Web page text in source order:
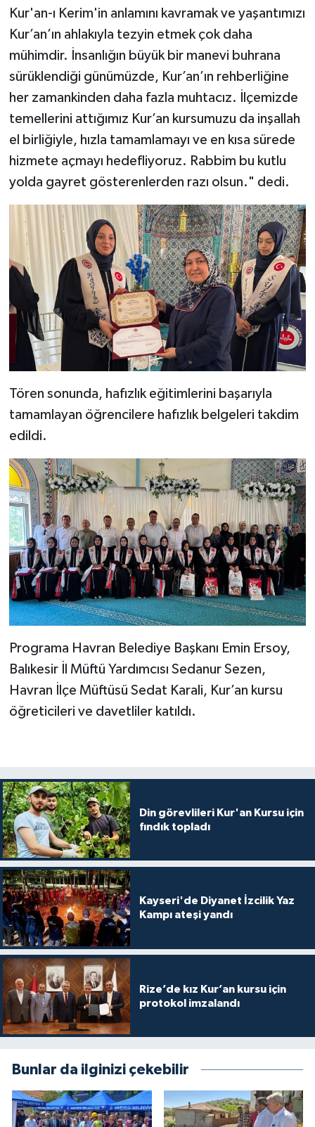
Kur'an-ı Kerim'in anlamını kavramak ve yaşantımızı
Kur’an’ın ahlakıyla tezyin etmek çok daha
mühimdir. İnsanlığın büyük bir manevi buhrana
sürüklendiği günümüzde, Kur’an’ın rehberliğine
her zamankinden daha fazla muhtacız. İlçemizde
temellerini attığımız Kur’an kursumuzu da inşallah
el birliğiyle, hızla tamamlamayı ve en kısa sürede
hizmete açmayı hedefliyoruz. Rabbim bu kutlu
yolda gayret gösterenlerden razı olsun." dedi.
Tören sonunda, hafızlık eğitimlerini başarıyla
tamamlayan öğrencilere hafızlık belgeleri takdim
edildi.
Programa Havran Belediye Başkanı Emin Ersoy,
Balıkesir İl Müftü Yardımcısı Sedanur Sezen,
Havran İlçe Müftüsü Sedat Karali, Kur’an kursu
öğreticileri ve davetliler katıldı.
Din görevlileri Kur'an Kursu için
fındık topladı
Kayseri'de Diyanet İzcilik Yaz
Kampı ateşi yandı
Rize’de kız Kur’an kursu için
protokol imzalandı
Bunlar da ilginizi çekebilir
Erzincan Müftülüğü
Erzurum Müftülüğü
Eskişehir Müftülüğü
Gaziantep Müftülüğü
Giresun Müftülüğü
Hakkari Müftülüğü
Hatay Müftülüğü
Iğdır Müftülüğü
Isparta Müftülüğü
İstanbul Müftülüğü
İzmir Müftülüğü
Karabük Müftülüğü
Karaman Müftülüğü
Kars Müftülüğü
Kastamonu Müftülüğü
Kayseri Müftülüğü
Kilis Müftülüğü
Kırıkkale Müftülüğü
Kocaeli Müftülüğü
Konya Müftülüğü
Kütahya Müftülüğü
Malatya Müftülüğü
Manisa Müftülüğü
Mardin Müftülüğü
Mersin Müftülüğü
Muş Müftülüğü